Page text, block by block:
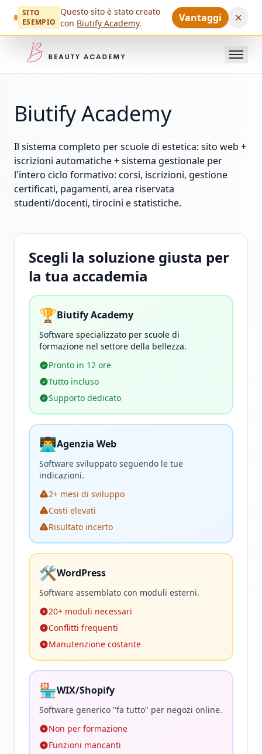
SITO
ESEMPIO
Questo sito è stato creato
con Biutify Academy. Vantaggi ✕
Biutify Academy
Il sistema completo per scuole di estetica: sito web +
iscrizioni automatiche + sistema gestionale per
l'intero ciclo formativo: corsi, iscrizioni, gestione
certificati, pagamenti, area riservata
studenti/docenti, tirocini e statistiche.
Scegli la soluzione giusta per
la tua accademia
🏆Biutify Academy
Software specializzato per scuole di
formazione nel settore della bellezza.
Pronto in 12 ore
Tutto incluso
Supporto dedicato
👨‍💻Agenzia Web
Software sviluppato seguendo le tue
indicazioni.
2+ mesi di sviluppo
Costi elevati
Risultato incerto
🛠️WordPress
Software assemblato con moduli esterni.
20+ moduli necessari
Conflitti frequenti
Manutenzione costante
🏪WIX/Shopify
Software generico "fa tutto" per negozi online.
Non per formazione
Funzioni mancanti